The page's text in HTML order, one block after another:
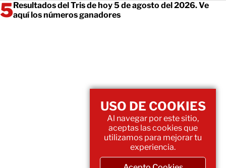
Resultados del Tris de hoy 5 de agosto del 2026. Ve
aquí los números ganadores
USO DE COOKIES
Al navegar por este sitio,
aceptas las cookies que
utilizamos para mejorar tu
experiencia.